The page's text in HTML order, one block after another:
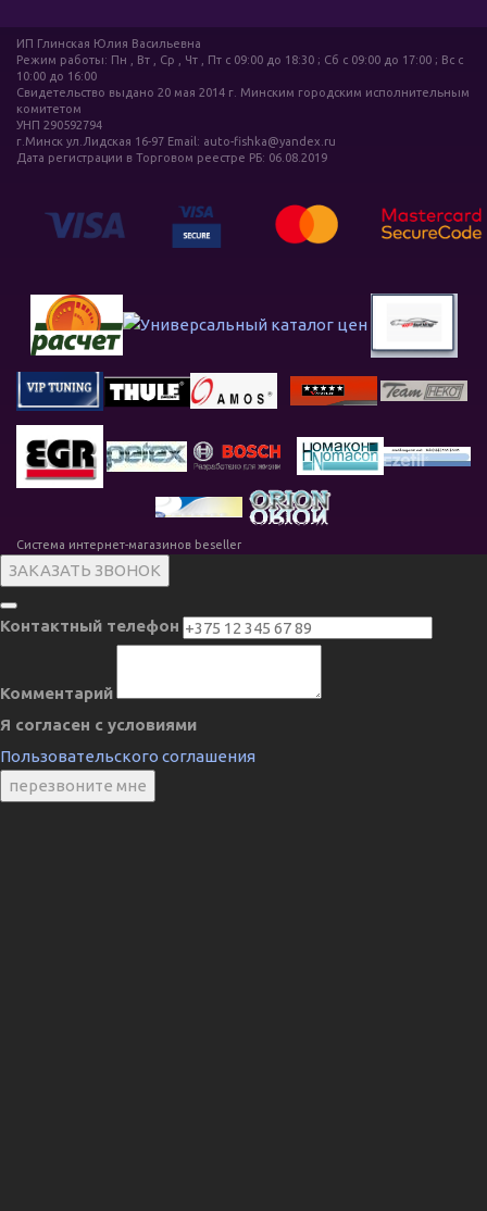
ИП Глинская Юлия Васильевна
Режим работы: Пн , Вт , Ср , Чт , Пт c 09:00 до 18:30 ; Сб c 09:00 до 17:00 ; Вс c
10:00 до 16:00
Свидетельство выдано 20 мая 2014 г. Минским городским исполнительным
комитетом
УНП 290592794
г.Минск ул.Лидская 16-97 Email: auto-fishka@yandex.ru
Дата регистрации в Торговом реестре РБ: 06.08.2019
Система интернет-магазинов beseller
ЗАКАЗАТЬ ЗВОНОК
Контактный телефон
Комментарий
Я согласен с условиями
Пользовательского соглашения
перезвоните мне